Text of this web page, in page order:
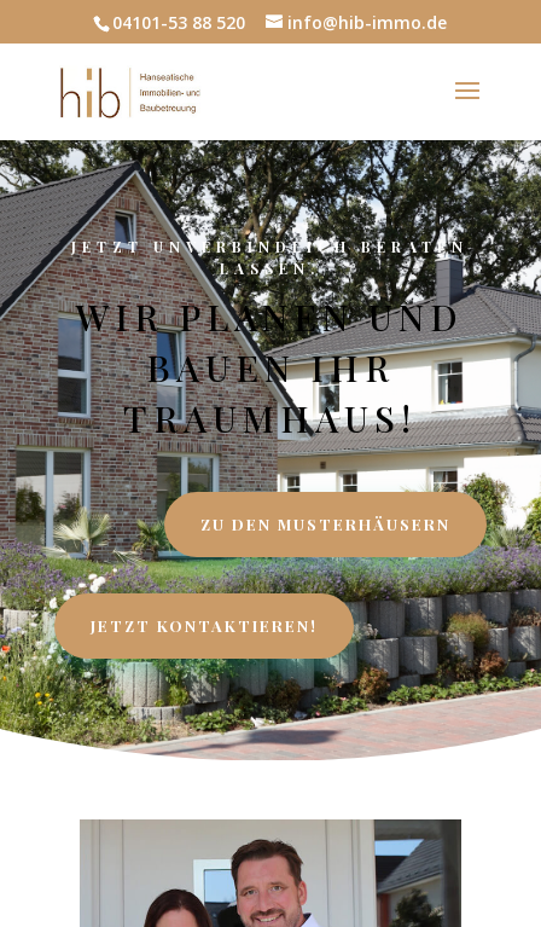
04101-53 88 520 info@hib-immo.de
JETZT UNVERBINDLICH BERATEN
LASSEN.
WIR PLANEN UND
BAUEN IHR
TRAUMHAUS!
ZU DEN MUSTERHÄUSERN
JETZT KONTAKTIEREN!